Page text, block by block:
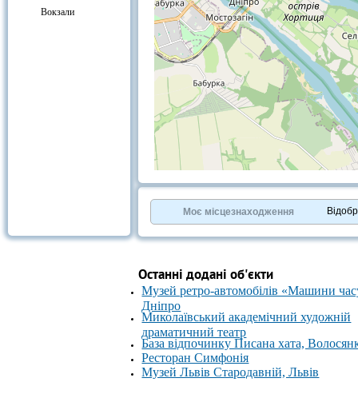
Вокзали
OpenStreetMapcontributors.
»
Моє місцезнаходження
Останні додані об'єкти
Музей ретро-автомобілів «Машини
Дніпро
Миколаївський академічний художній
драматичний театр
База відпочинку Писана хата,
Ресторан Симфонія
Музей Львів Стародавній, Львів